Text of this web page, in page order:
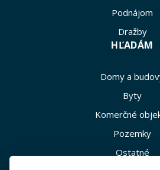
Podnájom
Dražby
HĽADÁM
Domy a
Byty
Komerčné
Pozemky
Ostatné